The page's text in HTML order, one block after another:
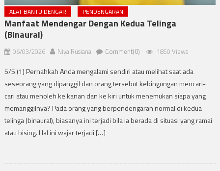
ALAT BANTU DENGAR PENDENGARAN
Manfaat Mendengar Dengan Kedua Telinga
(Binaural)
06/03/2026 Niya Rusiana Comment(0) 1850 Views
5/5 (1) Pernahkah Anda mengalami sendiri atau melihat saat ada
seseorang yang dipanggil dan orang tersebut kebingungan mencari-
cari atau menoleh ke kanan dan ke kiri untuk menemukan siapa yang
memanggilnya? Pada orang yang berpendengaran normal di kedua
telinga (binaural), biasanya ini terjadi bila ia berada di situasi yang ramai
atau bising. Hal ini wajar terjadi […]